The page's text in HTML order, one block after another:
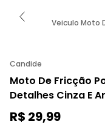
Veiculo Moto
Candide
Moto De Fricção
Detalhes Cinza E
R$ 29,99